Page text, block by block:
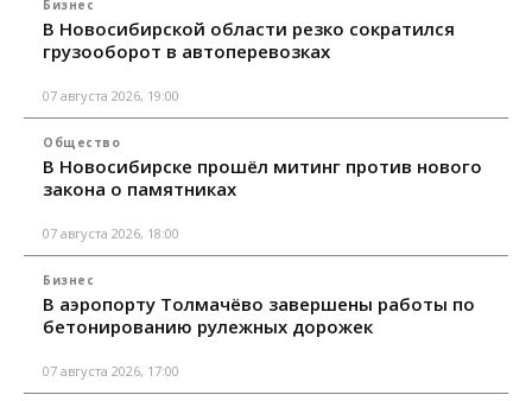
Бизнес
В Новосибирской области резко сократился
грузооборот в автоперевозках
07 августа 2026, 19:00
Общество
В Новосибирске прошёл митинг против нового
закона о памятниках
07 августа 2026, 18:00
Бизнес
В аэропорту Толмачёво завершены работы по
бетонированию рулежных дорожек
07 августа 2026, 17:00